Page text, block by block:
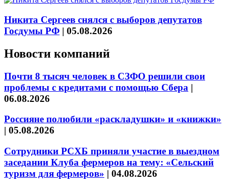
Никита Сергеев снялся с выборов депутатов
Госдумы РФ | 05.08.2026
Новости компаний
Почти 8 тысяч человек в СЗФО решили свои
проблемы с кредитами с помощью Сбера |
06.08.2026
Россияне полюбили «раскладушки» и «книжки»
| 05.08.2026
Сотрудники РСХБ приняли участие в выездном
заседании Клуба фермеров на тему: «Сельский
туризм для фермеров» | 04.08.2026